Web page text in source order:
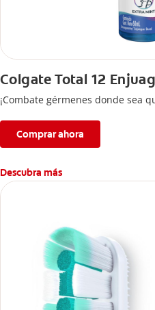
Colgate Total 12
¡Combate gérmenes donde sea
Comprar ahora
Descubra más